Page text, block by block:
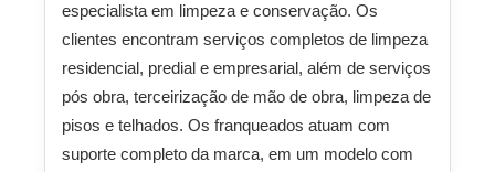
especialista em limpeza e conservação. Os
clientes encontram serviços completos de limpeza
residencial, predial e empresarial, além de serviços
pós obra, terceirização de mão de obra, limpeza de
pisos e telhados. Os franqueados atuam com
suporte completo da marca, em um modelo com